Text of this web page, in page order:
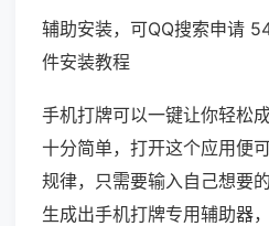
辅助安装，可QQ搜索申请
件安装教程
手机打牌可以一键让你轻松
十分简单，打开这个应用便
规律，只需要输入自己想要
生成出手机打牌专用辅助器